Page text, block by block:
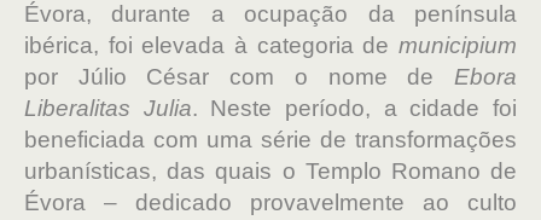
Évora, durante a ocupação da península
ibérica, foi elevada à categoria de municipium
por Júlio César com o nome de Ebora
Liberalitas Julia. Neste período, a cidade foi
beneficiada com uma série de transformações
urbanísticas, das quais o Templo Romano de
Évora – dedicado provavelmente ao culto